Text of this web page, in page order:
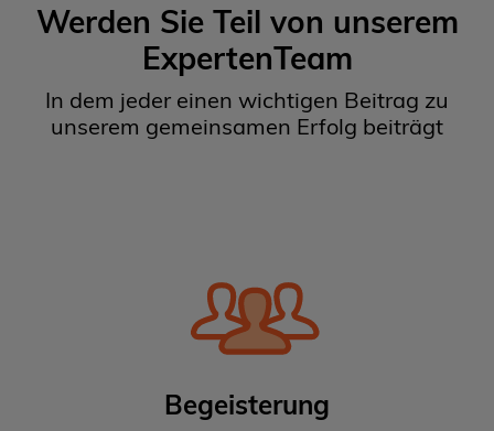
Werden Sie Teil von unserem
ExpertenTeam
In dem jeder einen wichtigen Beitrag zu
unserem gemeinsamen Erfolg beiträgt
Begeisterung